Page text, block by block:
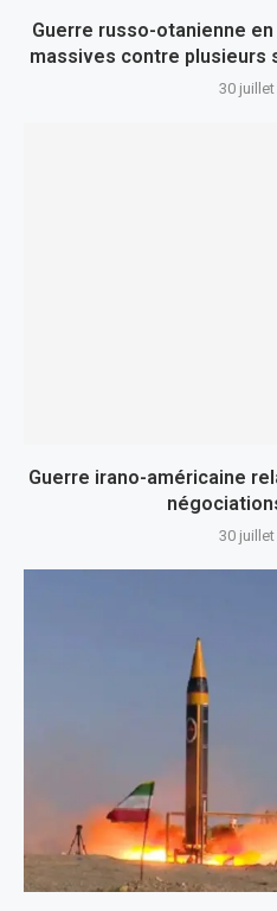
Guerre russo-otanienne
massives contre plusieurs
30
Guerre irano-américaine
30